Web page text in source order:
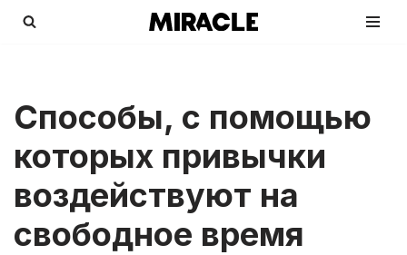
Способы, с помощью
которых привычки
воздействуют на
свободное время